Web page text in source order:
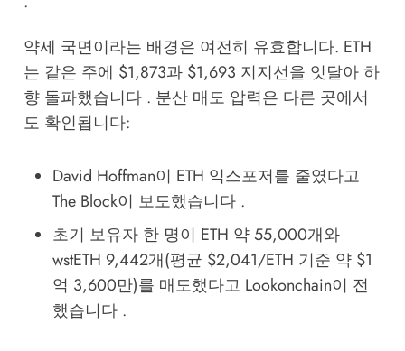
약세 국면이라는 배경은 여전히 유효합니다. ETH
는 같은 주에 $1,873과 $1,693 지지선을 잇달아 하
향 돌파했습니다 . 분산 매도 압력은 다른 곳에서
도 확인됩니다:
David Hoffman이 ETH 익스포저를 줄였다고
The Block이 보도했습니다 .
초기 보유자 한 명이 ETH 약 55,000개와
wstETH 9,442개(평균 $2,041/ETH 기준 약 $1
억 3,600만)를 매도했다고 Lookonchain이 전
했습니다 .